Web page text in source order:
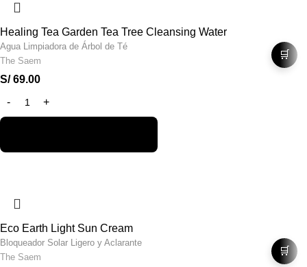
Healing Tea Garden Tea Tree Cleansing Water
Agua Limpiadora de Árbol de Té
The Saem
S/69.00
🛒
Eco Earth Light Sun Cream
Bloqueador Solar Ligero y Aclarante
The Saem
🛒